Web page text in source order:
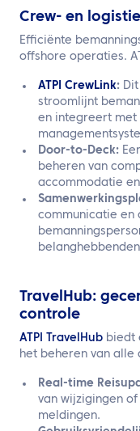
Crew- en
Efficiënte
offshore operaties.
ATPI CrewLink:
stroomlijnt
en integreert met
Door-to-Deck:
beheren van
accommodatie
communicatie en
TravelHub:
controle
ATPI TravelHub biedt
het beheren van alle
Real-time
van wijzigingen
meldingen.